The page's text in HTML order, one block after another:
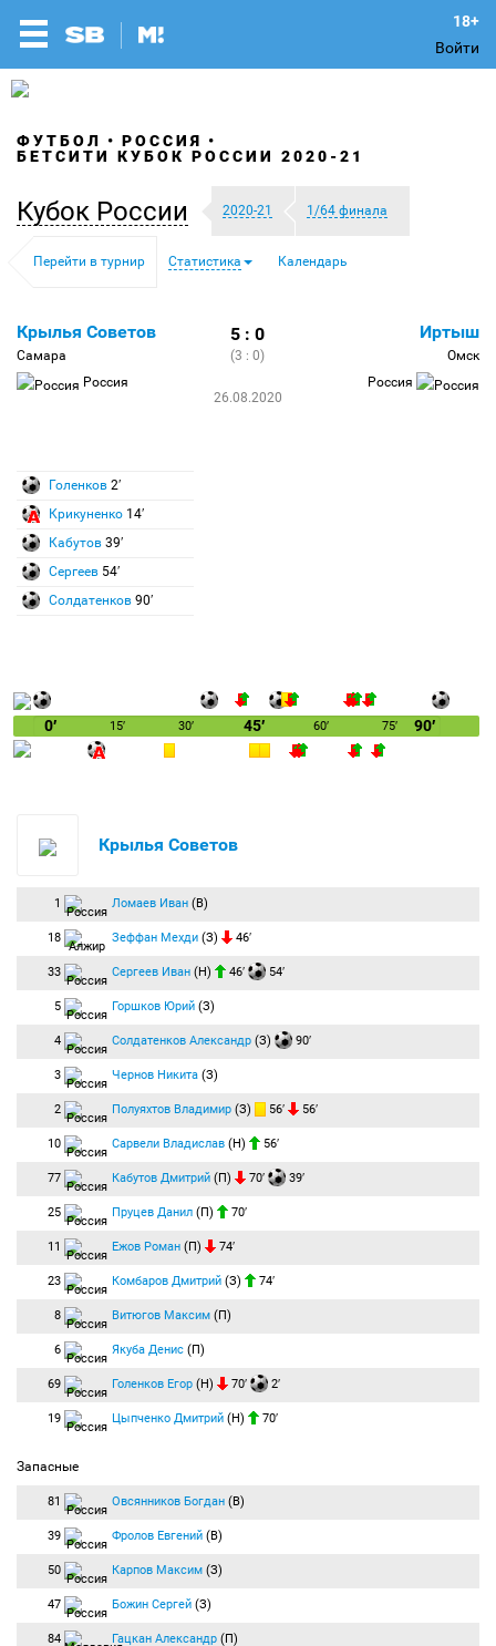
Войти
ФУТБОЛ
РОССИЯ
БЕТСИТИ КУБОК РОССИИ 2020-21
Кубок России 2020-21 1/64 финала
Перейти в турнир Статистика Календарь
Крылья Советов
Самара
Россия
5 : 0
(3 : 0)
26.08.2020
Иртыш
Омск
Россия
Голенков 2′
Крикуненко 14′
Кабутов 39′
Сергеев 54′
Солдатенков 90′
0′ 15′ 30′ 45′ 60′ 75′ 90′
Крылья Советов
1 Ломаев Иван (В)
18 Зеффан Мехди (З) 46′
33 Сергеев Иван (Н) 46′ 54′
5 Горшков Юрий (З)
4 Солдатенков Александр (З) 90′
3 Чернов Никита (З)
2 Полуяхтов Владимир (З) 56′ 56′
10 Сарвели Владислав (Н) 56′
77 Кабутов Дмитрий (П) 70′ 39′
25 Пруцев Данил (П) 70′
11 Ежов Роман (П) 74′
23 Комбаров Дмитрий (З) 74′
8 Витюгов Максим (П)
6 Якуба Денис (П)
69 Голенков Егор (Н) 70′ 2′
19 Цыпченко Дмитрий (Н) 70′
Запасные
81 Овсянников Богдан (В)
39 Фролов Евгений (В)
50 Карпов Максим (З)
47 Божин Сергей (З)
84 Гацкан Александр (П)